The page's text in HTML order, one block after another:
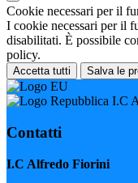
Cookie necessari per il
I cookie necessari per il
disabilitati. È possibile
policy.
Accetta tutti Salva le
I.C
Contatti
I.C Alfredo Fiorini